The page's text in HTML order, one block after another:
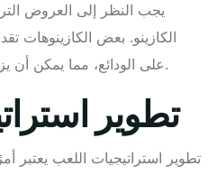
يجب النظر إلى العروض
الكازينو. بعض
على الودائع، مما يمكن أن يزيد من فرص الربح عند اللعب.
تطوير
تطوير استراتيجيات اللعب يعتبر